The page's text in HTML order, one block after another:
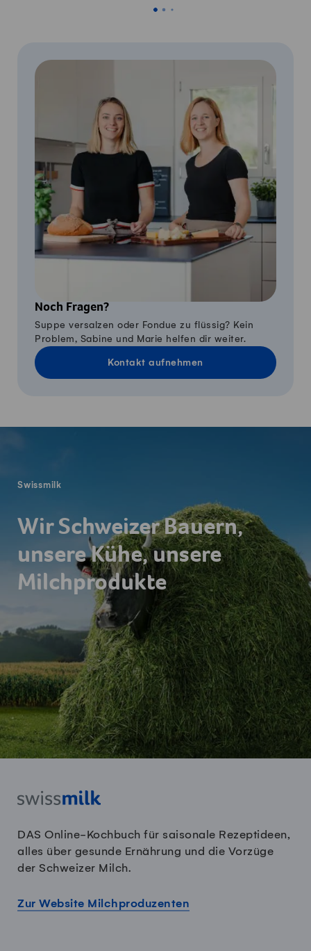
Noch Fragen?
Suppe versalzen oder Fondue zu flüssig? Kein
Problem, Sabine und Marie helfen dir weiter.
Kontakt aufnehmen
Swissmilk
Wir Schweizer Bauern,
unsere Kühe, unsere
Milchprodukte
DAS Online-Kochbuch für saisonale Rezeptideen,
alles über gesunde Ernährung und die Vorzüge
der Schweizer Milch.
Zur Website Milchproduzenten